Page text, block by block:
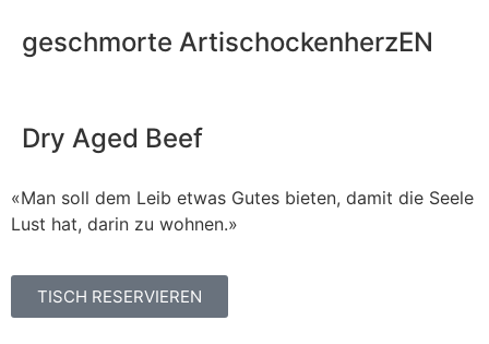
geschmorte ArtischockenherzEN
Dry Aged Beef
«Man soll dem Leib etwas Gutes bieten, damit die Seele
Lust hat, darin zu wohnen.»
TISCH RESERVIEREN